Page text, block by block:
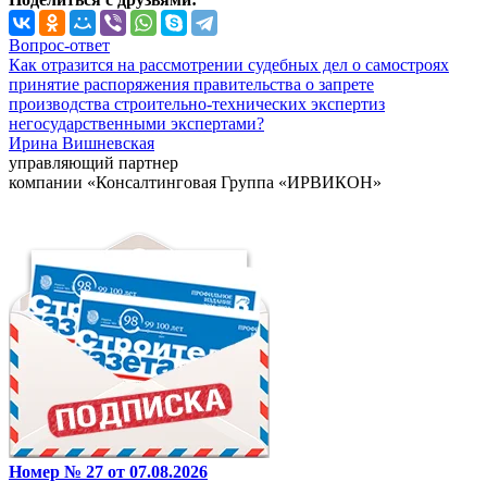
Вопрос-ответ
Как отразится на рассмотрении судебных дел о самостроях
принятие распоряжения правительства о запрете
производства строительно-технических экспертиз
негосударственными экспертами?
Ирина Вишневская
управляющий партнер
компании «Консалтинговая Группа «ИРВИКОН»
Номер № 27 от 07.08.2026